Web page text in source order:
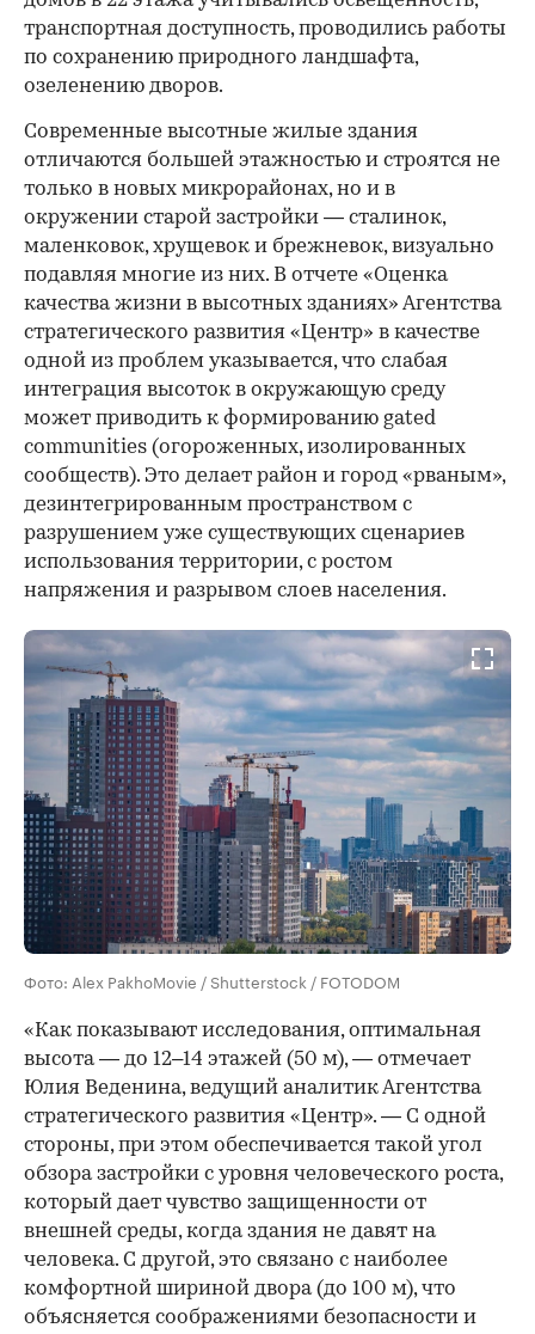
транспортная доступность, проводились работы
по сохранению природного ландшафта,
озеленению дворов.
Современные высотные жилые здания
отличаются большей этажностью и строятся не
только в новых микрорайонах, но и в
окружении старой застройки — сталинок,
маленковок, хрущевок и брежневок, визуально
подавляя многие из них. В отчете «Оценка
качества жизни в высотных зданиях» Агентства
стратегического развития «Центр» в качестве
одной из проблем указывается, что слабая
интеграция высоток в окружающую среду
может приводить к формированию gated
communities (огороженных, изолированных
сообществ). Это делает район и город «рваным»,
дезинтегрированным пространством с
разрушением уже существующих сценариев
использования территории, с ростом
напряжения и разрывом слоев населения.
Фото: Alex PakhoMovie / Shutterstock / FOTODOM
«Как показывают исследования, оптимальная
высота — до 12–14 этажей (50 м), — отмечает
Юлия Веденина, ведущий аналитик Агентства
стратегического развития «Центр». — С одной
стороны, при этом обеспечивается такой угол
обзора застройки с уровня человеческого роста,
который дает чувство защищенности от
внешней среды, когда здания не давят на
человека. С другой, это связано с наиболее
комфортной шириной двора (до 100 м), что
объясняется соображениями безопасности и